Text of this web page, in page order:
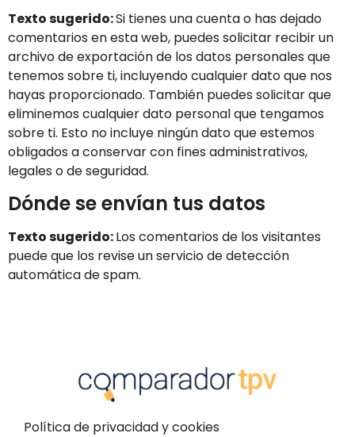
Texto sugerido:Si tienes una cuenta o has dejado
comentarios en esta web, puedes solicitar recibir un
archivo de exportación de los datos personales que
tenemos sobre ti, incluyendo cualquier dato que nos
hayas proporcionado. También puedes solicitar que
eliminemos cualquier dato personal que tengamos
sobre ti. Esto no incluye ningún dato que estemos
obligados a conservar con fines administrativos,
legales o de seguridad.
Dónde se envían tus datos
Texto sugerido:Los comentarios de los visitantes
puede que los revise un servicio de detección
automática de spam.
Política de privacidad y cookies